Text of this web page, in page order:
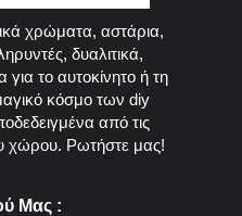
χρώματα, αστάρια,
δυαλιτικά,
το αυτοκίνητο ή τη
κόσμο των diy
από τις
χώρου. Ρωτήστε μας!
Μας :